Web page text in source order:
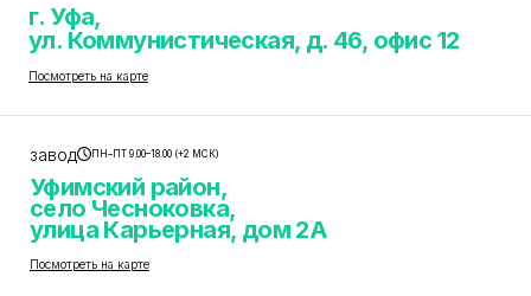
г. Уфа,
ул. Коммунистическая, д. 46, офис 12
Посмотреть на карте
завод ПН–ПТ 9.00–18.00 (+2 МСК)
Уфимский район,
село Чесноковка,
улица Карьерная, дом 2А
Посмотреть на карте